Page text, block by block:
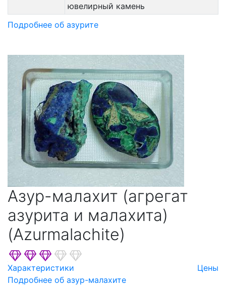
ювелирный камень
Подробнее об азурите
Азур-малахит (агрегат
азурита и малахита)
(Azurmalachite)
Характеристики
Цены
Подробнее об азур-малахите